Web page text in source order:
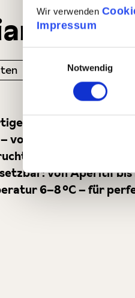
Wir verwenden
Impressum
Notwendig
-
Moscato-
volles Aroma ohne
Noten mit feiner
von Aperitif bis
6–8 °C – für